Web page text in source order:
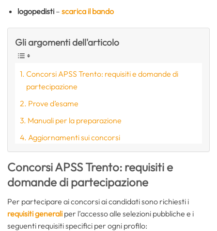
logopedisti– scarica il bando
Gli argomenti dell'articolo
Concorsi APSS Trento: requisiti e domande di
partecipazione
Prove d’esame
Manuali per la preparazione
Aggiornamenti sui concorsi
Concorsi APSS Trento: requisiti e
domande di partecipazione
Per partecipare ai concorsi ai candidati sono richiesti i
requisiti generali per l’accesso alle selezioni pubbliche e i
seguenti requisiti specifici per ogni profilo: